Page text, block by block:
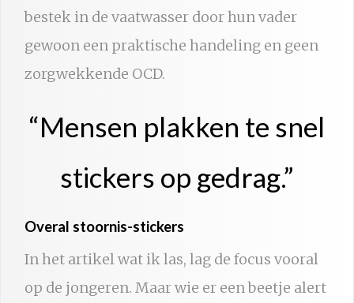
bestek in de vaatwasser door hun vader
gewoon een praktische handeling en geen
zorgwekkende OCD.
“Mensen plakken te snel
stickers op gedrag.”
Overal stoornis-stickers
In het artikel wat ik las, lag de focus vooral
op de jongeren. Maar wie er een beetje alert